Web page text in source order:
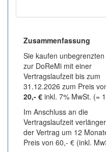
Zusammenfassung
Sie kaufen
zur DoReMi mit einer
Vertragslaufzeit bis zum
31.12.2026 zum Preis
20,- € inkl. 7% MwSt. (=
Im Anschluss an die
Vertragslaufzeit
der Vertrag um 12
Preis von 60,- € (inkl.